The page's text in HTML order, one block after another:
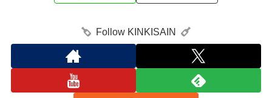
Follow KINKISAIN